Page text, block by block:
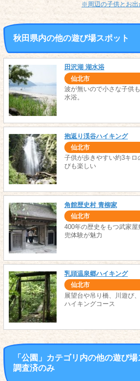
※周辺の子供とお
秋田県内の他の遊び場スポット
田沢湖 湖水浴
仙北市
波が無いので小さな子供
水浴。
抱返り渓谷ハイキング
仙北市
子供が歩きやすい約3キロ
びも楽しい
角館歴史村 青柳家
仙北市
400年の歴史をもつ武家
兜体験が魅力
乳頭温泉郷ハイキング
仙北市
展望台や吊り橋、川遊び
ハイキングコース
「公園」カテゴリ内の他の遊
調査済のみ